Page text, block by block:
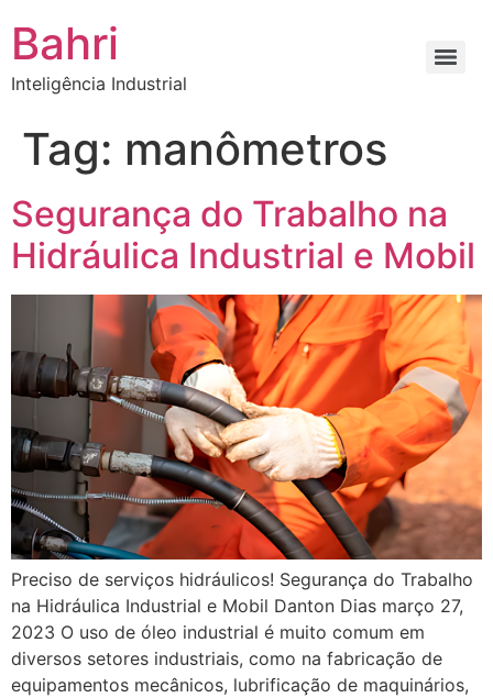
Bahri
Inteligência Industrial
Tag: manômetros
Segurança do Trabalho na
Hidráulica Industrial e Mobil
Preciso de serviços hidráulicos! Segurança do Trabalho
na Hidráulica Industrial e Mobil Danton Dias março 27,
2023 O uso de óleo industrial é muito comum em
diversos setores industriais, como na fabricação de
equipamentos mecânicos, lubrificação de maquinários,